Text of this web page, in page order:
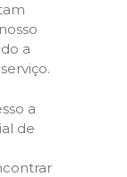
a
a
de